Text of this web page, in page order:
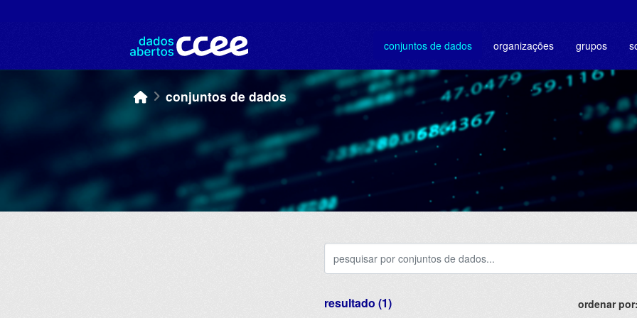
conjuntos de dados organizações grupos
conjuntos de dados
ordenar por
resultado (1)